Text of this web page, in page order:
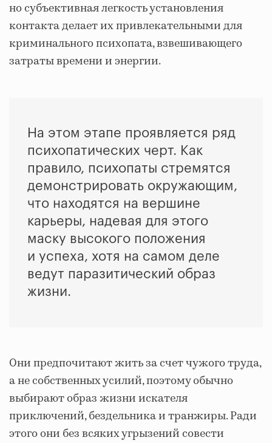
но субъективная легкость установления
контакта делает их привлекательными для
криминального психопата, взвешивающего
затраты времени и энергии.
На этом этапе проявляется ряд
психопатических черт. Как
правило, психопаты стремятся
демонстрировать окружающим,
что находятся на вершине
карьеры, надевая для этого
маску высокого положения
и успеха, хотя на самом деле
ведут паразитический образ
жизни.
Они предпочитают жить за счет чужого труда,
а не собственных усилий, поэтому обычно
выбирают образ жизни искателя
приключений, бездельника и транжиры. Ради
этого они без всяких угрызений совести